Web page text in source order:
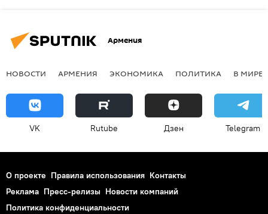
Армения
НОВОСТИ АРМЕНИЯ ЭКОНОМИКА ПОЛИТИКА В МИРЕ
VK Rutube Дзен Telegram
О проекте Правила использования Контакты
Реклама Пресс-релизы Новости компаний
Политика конфиденциальности